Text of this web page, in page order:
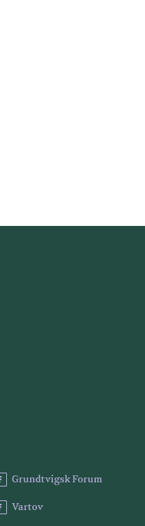
Grundtvigsk Forum
Vartov